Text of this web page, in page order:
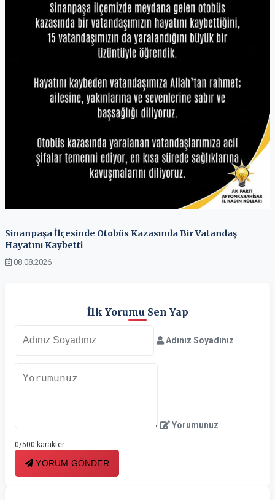
Sinanpaşa İlçesinde Otobüs Kazasında Bir Vatandaş
Hayatını Kaybetti
08.08.2026
İlk Yorumu Sen Yap
Adınız Soyadınız
Yorumunuz
0/500 karakter
YORUM GÖNDER